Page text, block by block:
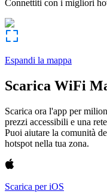
Connettiti con i migliori
Espandi la mappa
Scarica WiFi
Scarica ora l'app per
prezzi accessibili e una
Puoi aiutare la comunità
hotspot nella tua zona.
Scarica per iOS